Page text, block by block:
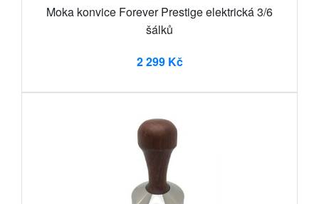
Moka konvice Forever Prestige elektrická 3/6
šálků
2 299 Kč